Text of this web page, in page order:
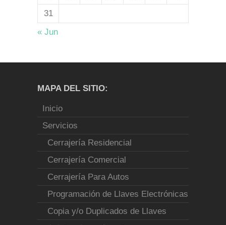
31
« Jun
MAPA DEL SITIO:
Inicio
Servicios
Cerrajería Residencial
Cerrajería Comercial
Cerrajería Para Autos
Programación de Llaves Electrónicas
Copia y/o Duplicados de Llaves